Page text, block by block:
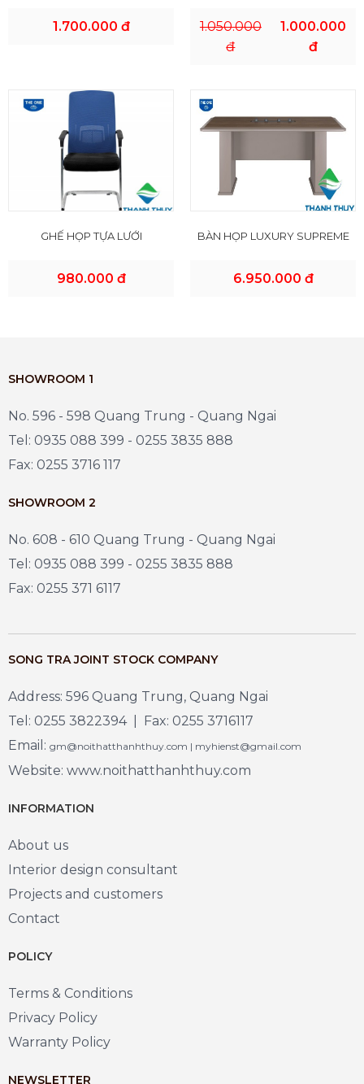
1.700.000 đ
1.050.000
đ
1.000.000
đ
GHẾ HỌP TỰA LƯỚI
980.000 đ
BÀN HỌP LUXURY SUPREME
6.950.000 đ
SHOWROOM 1
No. 596 - 598 Quang Trung - Quang Ngai
Tel: 0935 088 399 - 0255 3835 888
Fax: 0255 3716 117
SHOWROOM 2
No. 608 - 610 Quang Trung - Quang Ngai
Tel: 0935 088 399 - 0255 3835 888
Fax: 0255 371 6117
SONG TRA JOINT STOCK COMPANY
Address: 596 Quang Trung, Quang Ngai
Tel: 0255 3822394 | Fax: 0255 3716117
Email: gm@noithatthanhthuy.com | myhienst@gmail.com
Website: www.noithatthanhthuy.com
INFORMATION
About us
Interior design consultant
Projects and customers
Contact
POLICY
Terms & Conditions
Privacy Policy
Warranty Policy
NEWSLETTER